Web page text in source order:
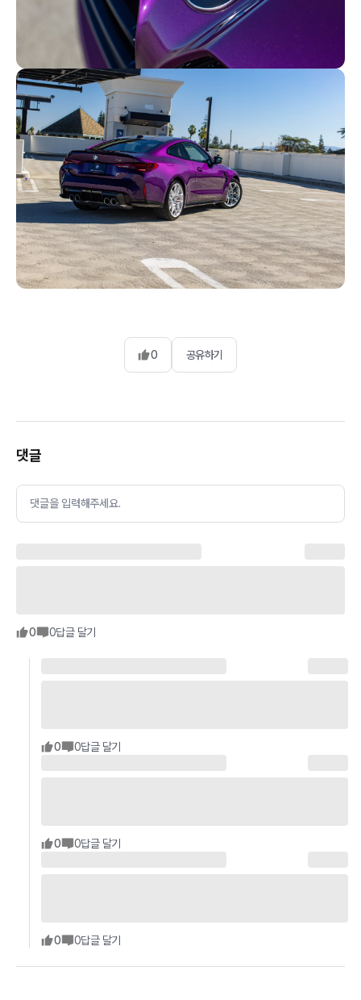
0 공유하기
댓글
댓글을 입력해주세요.
0 0답글 달기
0 0답글 달기
0 0답글 달기
0 0답글 달기